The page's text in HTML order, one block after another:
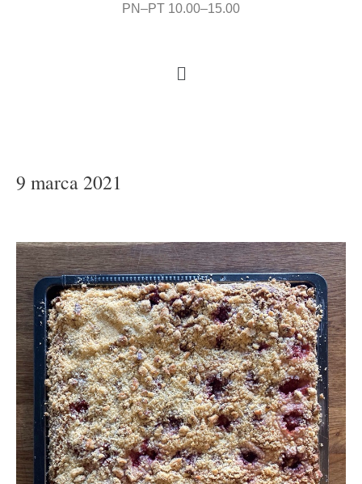
PN–PT 10.00–15.00
Menu
9 marca 2021